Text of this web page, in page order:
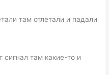
там отлетали и падали
сигнал там какие-то и